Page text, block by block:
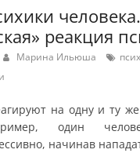
человека.
реакция
Марина Ильюша
на одну и ту
один
начинав